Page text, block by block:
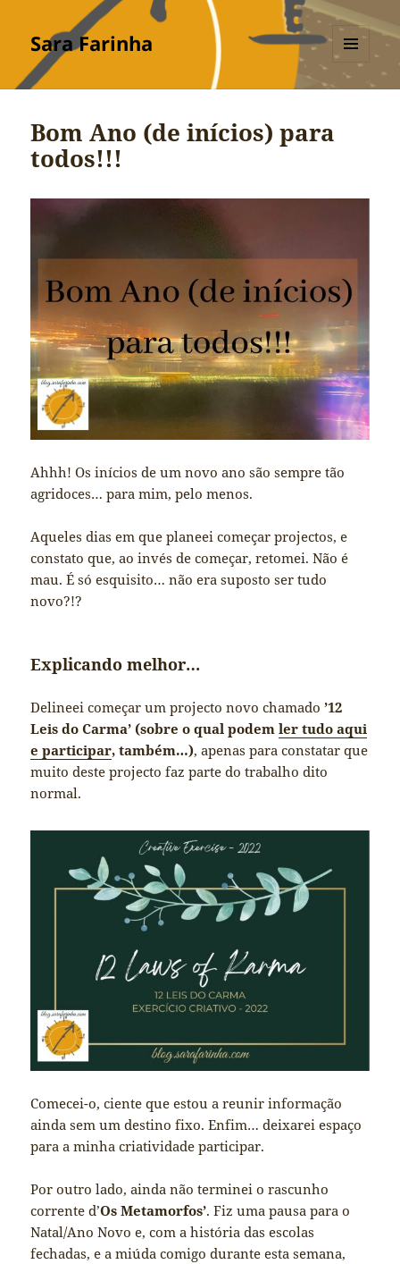
Sara Farinha
MENU
Bom Ano (de inícios) para
todos!!!
Ahhh! Os inícios de um novo ano são sempre tão
agridoces… para mim, pelo menos.
Aqueles dias em que planeei começar projectos, e
constato que, ao invés de começar, retomei. Não é
mau. É só esquisito… não era suposto ser tudo
novo?!?
Explicando melhor…
Delineei começar um projecto novo chamado’12
Leis do Carma’ (sobre o qual podemler tudo aqui
e participar, também…), apenas para constatar que
muito deste projecto faz parte do trabalho dito
normal.
Comecei-o, ciente que estou a reunir informação
ainda sem um destino fixo. Enfim… deixarei espaço
para a minha criatividade participar.
Por outro lado, ainda não terminei o rascunho
corrente d’Os Metamorfos’. Fiz uma pausa para o
Natal/Ano Novo e, com a história das escolas
fechadas, e a miúda comigo durante esta semana,